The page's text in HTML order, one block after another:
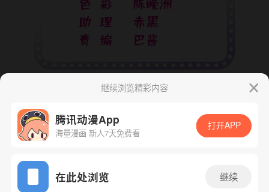
App免费看
下一话
继续浏览精彩内容
腾讯动漫App
海量漫画 新人7天免费看
打开APP
在此处浏览 继续